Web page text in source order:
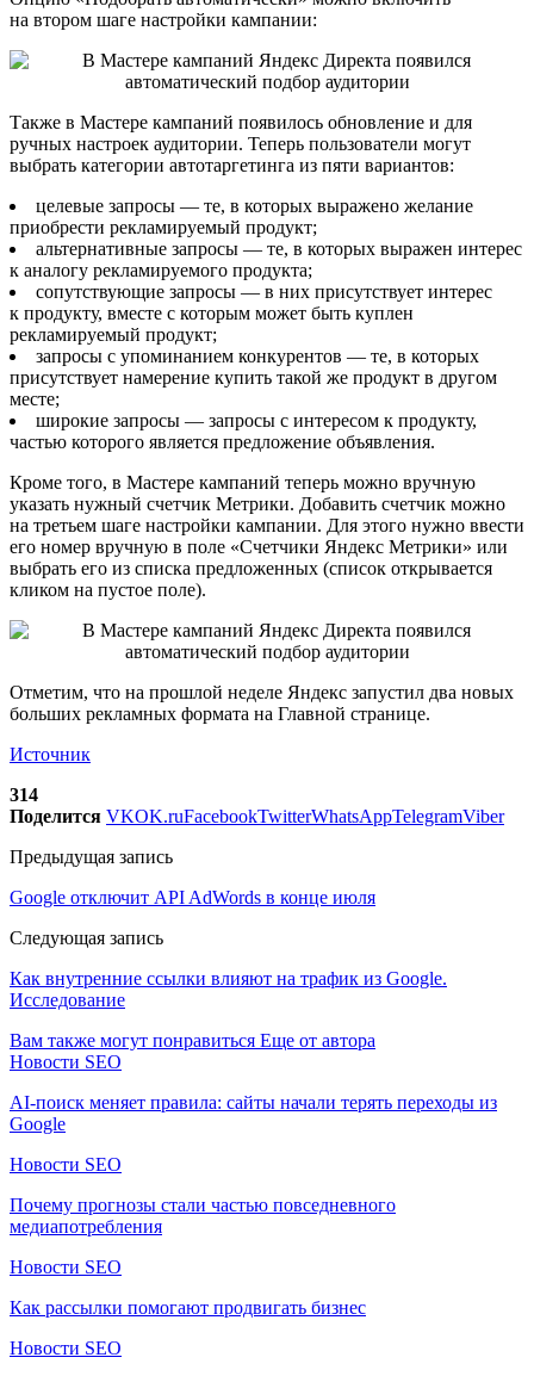
на втором шаге настройки кампании:
Также в Мастере кампаний появилось обновление и для
ручных настроек аудитории. Теперь пользователи могут
выбрать категории автотаргетинга из пяти вариантов:
целевые запросы — те, в которых выражено желание
приобрести рекламируемый продукт;
альтернативные запросы — те, в которых выражен интерес
к аналогу рекламируемого продукта;
сопутствующие запросы — в них присутствует интерес
к продукту, вместе с которым может быть куплен
рекламируемый продукт;
запросы с упоминанием конкурентов — те, в которых
присутствует намерение купить такой же продукт в другом
месте;
широкие запросы — запросы с интересом к продукту,
частью которого является предложение объявления.
Кроме того, в Мастере кампаний теперь можно вручную
указать нужный счетчик Метрики. Добавить счетчик можно
на третьем шаге настройки кампании. Для этого нужно ввести
его номер вручную в поле «Счетчики Яндекс Метрики» или
выбрать его из списка предложенных (список открывается
кликом на пустое поле).
Отметим, что на прошлой неделе Яндекс запустил два новых
больших рекламных формата на Главной странице.
Источник
314
Поделится VKOK.ruFacebookTwitterWhatsAppTelegramViber
Предыдущая запись
Google отключит API AdWords в конце июля
Следующая запись
Как внутренние ссылки влияют на трафик из Google.
Исследование
Вам также могут понравиться Еще от автора
Новости SEO
AI-поиск меняет правила: сайты начали терять переходы из
Google
Новости SEO
Почему прогнозы стали частью повседневного
медиапотребления
Новости SEO
Как рассылки помогают продвигать бизнес
Новости SEO